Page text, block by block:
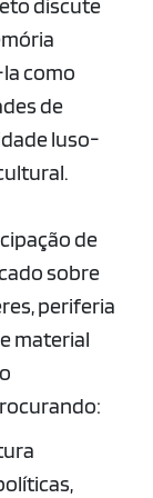
discute
como
de
luso-
de
sobre
periferia
material